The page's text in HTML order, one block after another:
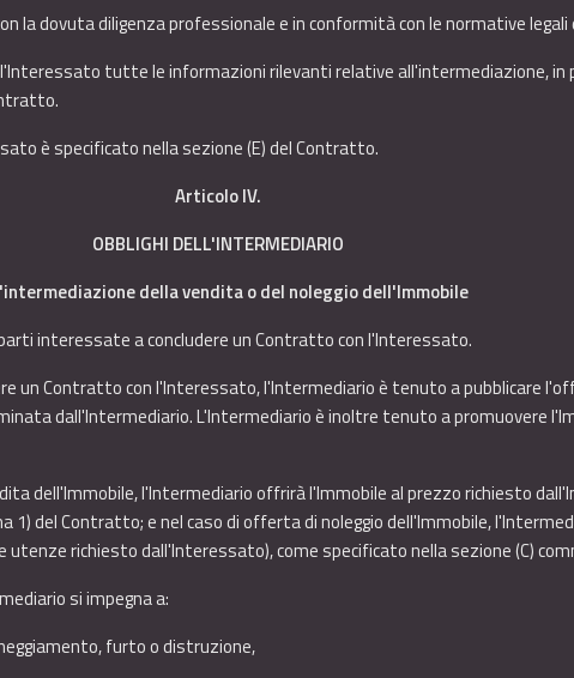
la dovuta diligenza professionale e in conformità con le normative legali
tutte le informazioni rilevanti relative all'intermediazione, in
è specificato nella sezione (E) del Contratto.
Articolo IV.
OBBLIGHI DELL'INTERMEDIARIO
della vendita o del noleggio dell'Immobile
interessate a concludere un Contratto con l'Interessato.
un Contratto con l'Interessato, l'Intermediario è tenuto a pubblicare
dall'Intermediario. L'Intermediario è inoltre tenuto a promuovere
dell'Immobile, l'Intermediario offrirà l'Immobile al prezzo richiesto
1) del Contratto; e nel caso di offerta di noleggio dell'Immobile,
richiesto dall'Interessato), come specificato nella sezione (C)
si impegna a:
furto o distruzione,